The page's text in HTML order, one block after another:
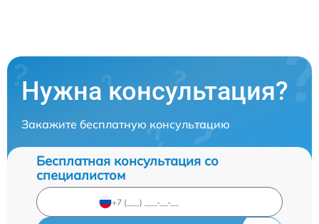
Нужна консультация?
Закажите бесплатную консультацию
Бесплатная консультация со
специалистом